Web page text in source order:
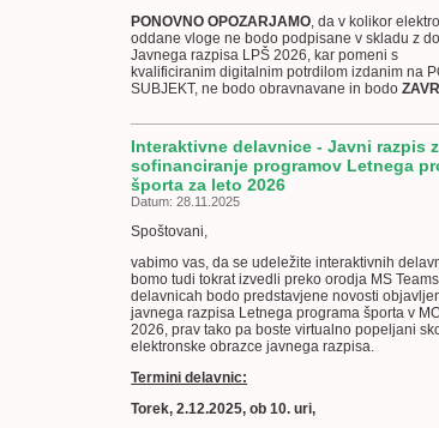
PONOVNO OPOZARJAMO, da v kolikor
oddane vloge ne bodo podpisane v skladu z
Javnega razpisa LPŠ 2026, kar pomeni s
kvalificiranim digitalnim potrdilom izdanim na
SUBJEKT, ne bodo obravnavane in bodo
Interaktivne delavnice - Javni razpis
sofinanciranje programov Letnega
športa za leto 2026
Datum: 28.11.2025
Spoštovani,
vabimo vas, da se udeležite interaktivnih
bomo tudi tokrat izvedli preko orodja MS
delavnicah bodo predstavjene novosti
javnega razpisa Letnega programa športa v
2026, prav tako pa boste virtualno popeljani
elektronske obrazce javnega razpisa.
Termini delavnic:
Torek, 2.12.2025, ob 10. uri,